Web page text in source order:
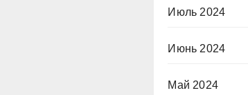
Июль 2024
Июнь 2024
Май 2024